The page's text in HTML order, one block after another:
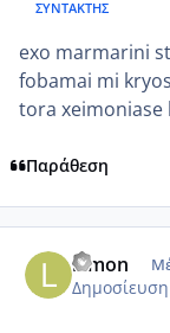
ΣΥΝΤΆΚΤΗΣ
exo marmarini
fobamai mi
tora xeimoniase
Παράθεση
lemon
Δημοσίευση